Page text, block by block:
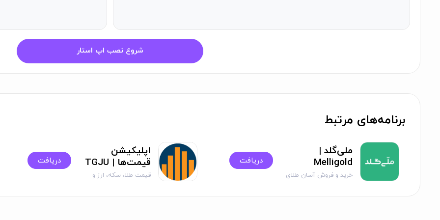
بله، شما می‌توانید طلا را از حساب خود به سایر کاربران میلی گلد منتقل کنید. این کار به‌راحتی و به‌صورت آنلاین انجام می‌شود.
شروع نصب اپ استار
برنامه‌های مرتبط
ملی‌گلد |
Melligold
خرید و فروش آسان طلای
دریافت
اپلیکیشن
قیمت‌ها | TGJU
قیمت طلا، سکه، ارز و
دریافت